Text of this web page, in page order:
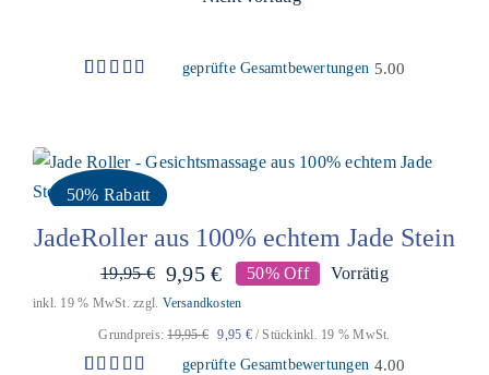
auf
Kundenbewertung
geprüfte Gesamtbewertungen 5.00
50% Rabatt
JadeRoller aus 100% echtem Jade Stein
19,95€
Ursprünglicher
Preis
war:
19,95 €
9,95€
Aktueller
Preis
ist:
9,95 €.
50% Off Vorrätig
inkl. 19 % MwSt. zzgl. Versandkosten
Grundpreis:19,95€ 9,95 €/Stückinkl. 19 % MwSt.
geprüfte Gesamtbewertungen 4.00